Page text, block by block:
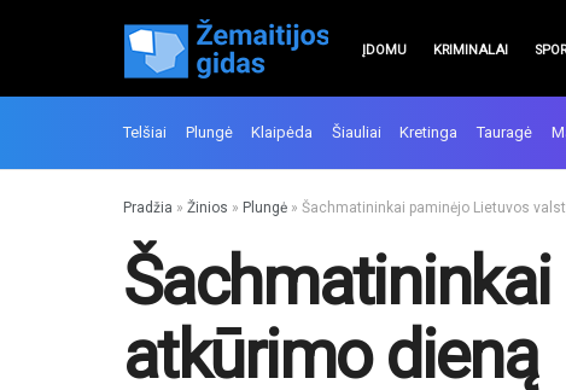
ĮDOMU KRIMINALAI
Telšiai Plungė Klaipėda Šiauliai Kretinga Tauragė
Pradžia » Žinios » Plungė » Šachmatininkai paminėjo Lietuvos
atkūrimo dieną